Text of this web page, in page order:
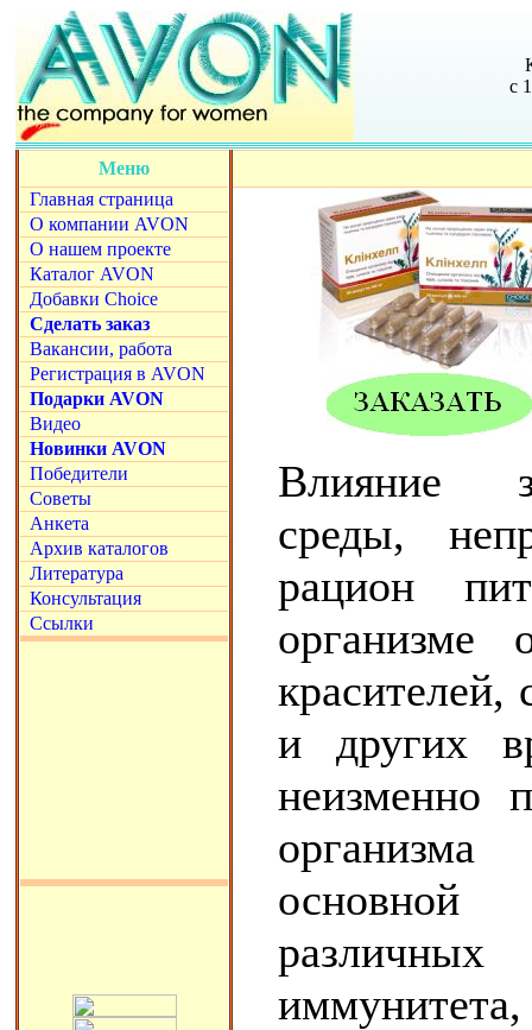
с
Меню
Главная страница
О компании AVON
О нашем проекте
Каталог AVON
Добавки Choice
Сделать заказ
Вакансии, работа
Регистрация в AVON
Подарки AVON
Видео
Новинки AVON
Победители
Советы
Анкета
Архив каталогов
Литература
Консультация
Ссылки
Влияние
среды,
рацион
организме
красителей,
и других
неизменно
основной